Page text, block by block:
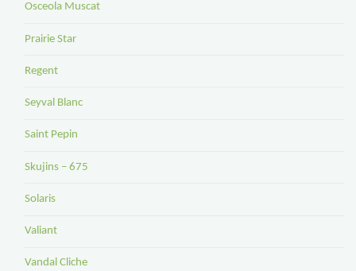
Osceola Muscat
Prairie Star
Regent
Seyval Blanc
Saint Pepin
Skujins – 675
Solaris
Valiant
Vandal Cliche